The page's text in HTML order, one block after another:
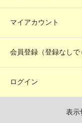
マイアカウント
会員登録（登録なしで
ログイン
表示